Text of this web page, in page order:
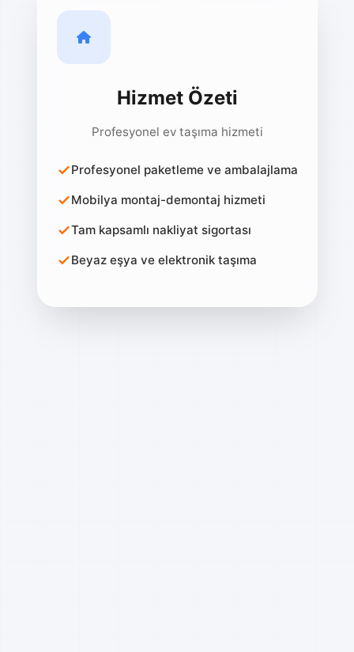
Hizmet Özeti
Profesyonel ev taşıma hizmeti
Profesyonel paketleme ve ambalajlama
Mobilya montaj-demontaj hizmeti
Tam kapsamlı nakliyat sigortası
Beyaz eşya ve elektronik taşıma